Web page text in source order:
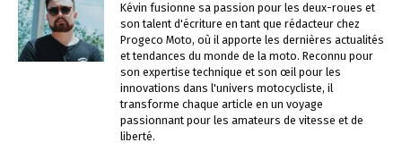
Kévin fusionne sa passion pour les deux-roues et
son talent d'écriture en tant que rédacteur chez
Progeco Moto, où il apporte les dernières actualités
et tendances du monde de la moto. Reconnu pour
son expertise technique et son œil pour les
innovations dans l'univers motocycliste, il
transforme chaque article en un voyage
passionnant pour les amateurs de vitesse et de
liberté.